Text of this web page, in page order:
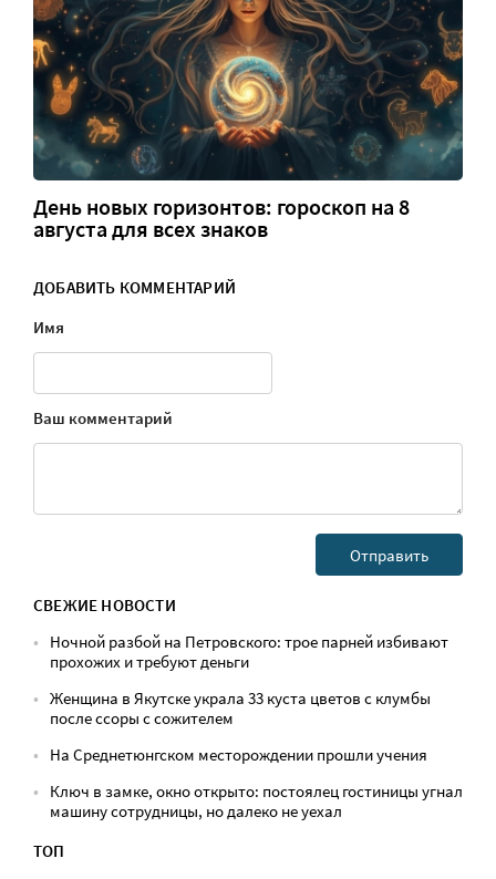
День новых горизонтов: гороскоп на 8
августа для всех знаков
ДОБАВИТЬ КОММЕНТАРИЙ
Имя
Ваш комментарий
СВЕЖИЕ НОВОСТИ
Ночной разбой на Петровского: трое парней избивают
прохожих и требуют деньги
Женщина в Якутске украла 33 куста цветов с клумбы
после ссоры с сожителем
На Среднетюнгском месторождении прошли учения
Ключ в замке, окно открыто: постоялец гостиницы угнал
машину сотрудницы, но далеко не уехал
ТОП